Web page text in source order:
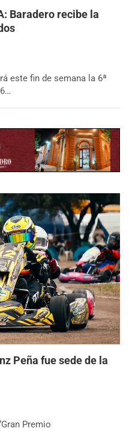
Baradero recibe la
este fin de semana la 6ª
Peña fue sede de la
Premio